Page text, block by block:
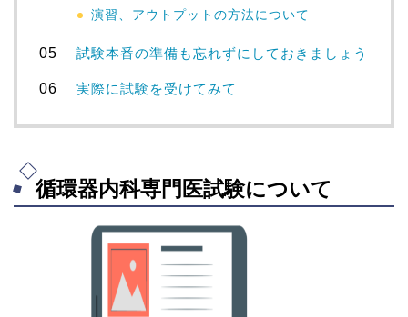
演習、アウトプットの方法について
試験本番の準備も忘れずにしておきましょう
実際に試験を受けてみて
循環器内科専門医試験について